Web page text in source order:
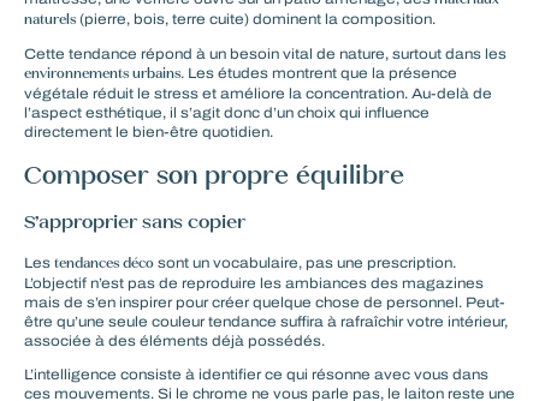
naturels (pierre, bois, terre cuite) dominent la composition.
Cette tendance répond à un besoin vital de nature, surtout dans les
environnements urbains. Les études montrent que la présence
végétale réduit le stress et améliore la concentration. Au-delà de
l’aspect esthétique, il s’agit donc d’un choix qui influence
directement le bien-être quotidien.
Composer son propre équilibre
S’approprier sans copier
Les tendances déco sont un vocabulaire, pas une prescription.
L’objectif n’est pas de reproduire les ambiances des magazines
mais de s’en inspirer pour créer quelque chose de personnel. Peut-
être qu’une seule couleur tendance suffira à rafraîchir votre intérieur,
associée à des éléments déjà possédés.
L’intelligence consiste à identifier ce qui résonne avec vous dans
ces mouvements. Si le chrome ne vous parle pas, le laiton reste une